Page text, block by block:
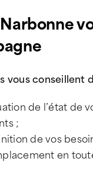
vous conseillent
de l’état de
;
de vos
en